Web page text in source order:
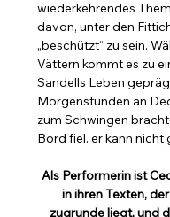
wiederkehrendes
davon, unter den
„beschützt“ zu sein.
Vättern kommt es zu
Sandells Leben
Morgenstunden an
zum Schwingen
Bord fiel. er kann nicht
Als Performerin ist
in ihren Texten,
zugrunde liegt, und